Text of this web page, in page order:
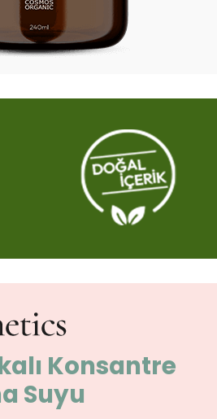
Konsantre
Suyu